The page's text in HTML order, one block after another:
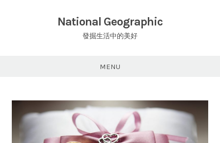
National Geographic
發掘生活中的美好
MENU